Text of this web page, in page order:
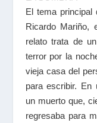
El tema
Ricardo Mariño,
relato trata de
terror por la
vieja casa del
para escribir. En
un muerto que,
regresaba para